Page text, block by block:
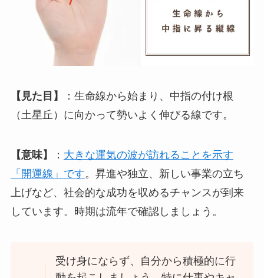
【見た目】
：生命線から始まり、中指の付け根
（土星丘）に向かって勢いよく伸びる線です。
【意味】 ： 大きな運気の波が訪れることを示す
「開運線」です。昇進や独立、新しい事業の立ち
上げなど、社会的な成功を収めるチャンスが到来
しています。時期は流年で確認しましょう。
受け身にならず、自分から積極的に行